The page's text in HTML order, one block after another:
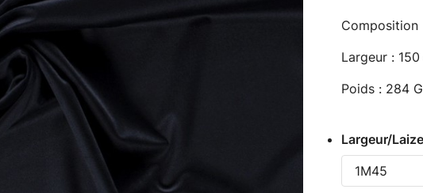
Composition
Largeur :
Poids : 284
Largeur/